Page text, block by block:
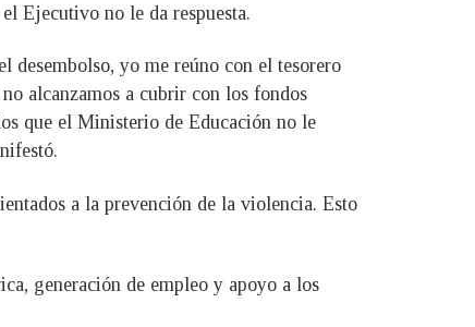
Ejecutivo no le da respuesta.
desembolso, yo me reúno con el tesorero
alcanzamos a cubrir con los fondos
que el Ministerio de Educación no le
a la prevención de la violencia. Esto
generación de empleo y apoyo a los